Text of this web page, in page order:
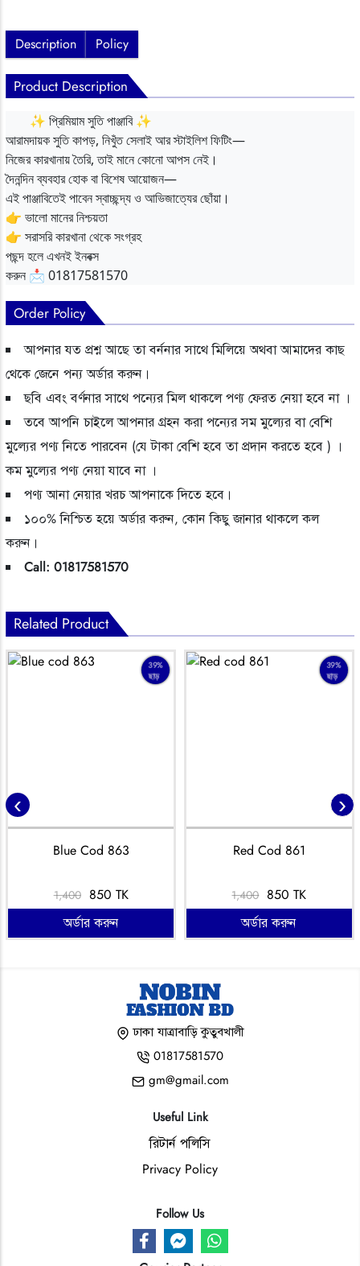
Description Policy
Product Description
✨ প্রিমিয়াম সুতি পাঞ্জাবি ✨
আরামদায়ক সুতি কাপড়, নিখুঁত সেলাই আর স্টাইলিশ ফিটিং—
নিজের কারখানায় তৈরি, তাই মানে কোনো আপস নেই।
দৈনন্দিন ব্যবহার হোক বা বিশেষ আয়োজন—
এই পাঞ্জাবিতেই পাবেন স্বাচ্ছন্দ্য ও আভিজাত্যের ছোঁয়া।
👉 ভালো মানের নিশ্চয়তা
👉 সরাসরি কারখানা থেকে সংগ্রহ
পছন্দ হলে এখনই ইনবক্স
করুন 📩 01817581570
Order Policy
আপনার যত প্রশ্ন আছে তা বর্ননার সাথে মিলিয়ে অথবা আমাদের কাছ
থেকে জেনে পন্য অর্ডার করুন।
ছবি এবং বর্ণনার সাথে পন্যের মিল থাকলে পণ্য ফেরত নেয়া হবে না ।
তবে আপনি চাইলে আপনার গ্রহন করা পন্যের সম মুল্যের বা বেশি
মুল্যের পণ্য নিতে পারবেন (যে টাকা বেশি হবে তা প্রদান করতে হবে ) ।
কম মুল্যের পণ্য নেয়া যাবে না ।
পণ্য আনা নেয়ার খরচ আপনাকে দিতে হবে।
১০০% নিশ্চিত হয়ে অর্ডার করুন, কোন কিছু জানার থাকলে কল
করুন।
Call: 01817581570
Related Product
39%
ছাড়
Blue Cod 863
1,400 850 TK
অর্ডার করুন
39%
ছাড়
Red Cod 861
1,400 850 TK
অর্ডার করুন
‹ ›
ঢাকা যাত্রাবাড়ি কুতুবখালী
01817581570
gm@gmail.com
Useful Link
রিটার্ন পলিসি
Privacy Policy
Follow Us